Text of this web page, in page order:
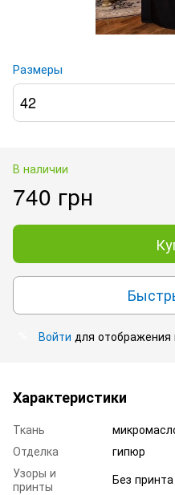
Размеры
42
В наличии
740 грн
Войти для отображения
Характеристики
Ткань
Отделка
гипюр
Узоры и
принты
Без принта